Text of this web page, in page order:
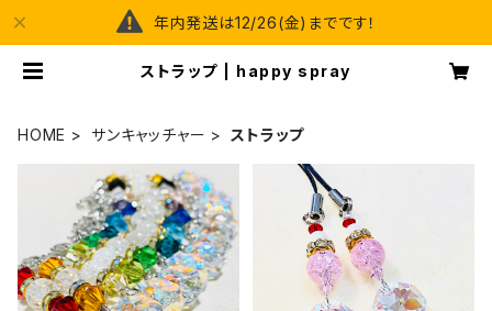
年内発送は12/26(金)までです！
ストラップ | happy spray
HOME サンキャッチャー ストラップ